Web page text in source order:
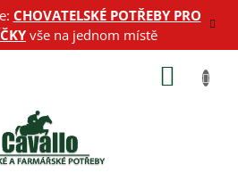
CHOVATELSKÉ POTŘEBY PRO
vše na jednom místě